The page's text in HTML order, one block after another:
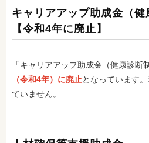
キャリアアップ助成金（健
【令和4年に廃止】
「キャリアアップ助成金（健康診断
（令和4年）に廃止となっています
ていません。